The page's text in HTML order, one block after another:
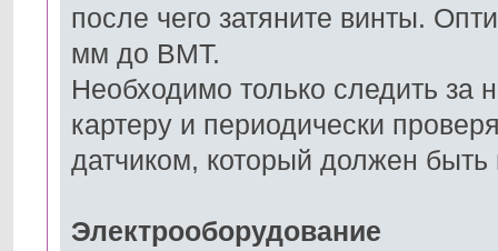
после чего затяните винты.
мм до ВМТ.
Необходимо только следить за
картеру и периодически
датчиком, который должен
Электрооборудование